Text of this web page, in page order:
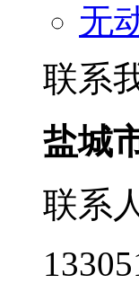
无
联系
盐城
联系